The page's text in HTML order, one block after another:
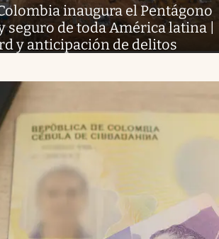
inaugura el Pentágono
seguro de toda América latina |
y anticipación de delitos